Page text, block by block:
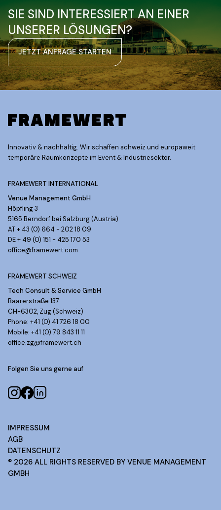
SIE SIND INTERESSIERT AN EINER
UNSERER LÖSUNGEN?
JETZT ANFRAGE STARTEN
Innovativ & nachhaltig. Wir schaffen schweiz und europaweit
temporäre Raumkonzepte im Event & Industriesektor.
FRAMEWERT INTERNATIONAL
Venue Management GmbH
Höpfling 3
5165 Berndorf bei Salzburg (Austria)
AT + 43 (0) 664 - 202 18 09
DE + 49 (0) 151 - 425 170 53
office@framewert.com
FRAMEWERT SCHWEIZ
Tech Consult & Service GmbH
Baarerstraße 137
CH-6302, Zug (Schweiz)
Phone: +41 (0) 41 726 18 00
Mobile: +41 (0) 79 843 11 11
office.zg@framewert.ch
Folgen Sie uns gerne auf
® 2026 ALL RIGHTS RESERVED BY VENUE MANAGEMENT
GMBH
IMPRESSUM
AGB
DATENSCHUTZ